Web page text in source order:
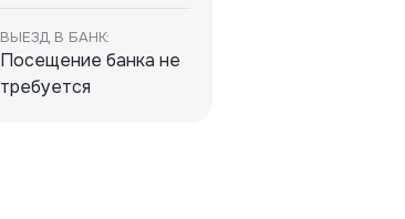
ВЫЕЗД В БАНК:
Посещение банка не
требуется